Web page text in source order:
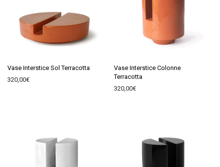
Vase Interstice Sol Terracotta
320,00€
Vase Interstice Colonne
Terracotta
320,00€